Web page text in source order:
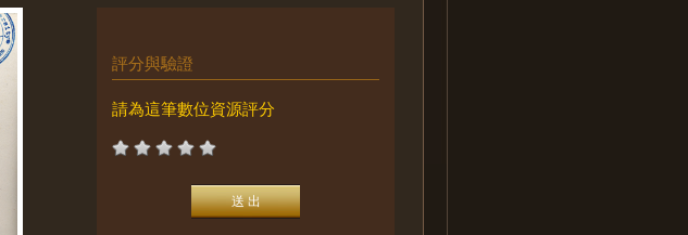
評分與驗證
請為這筆數位資源評分